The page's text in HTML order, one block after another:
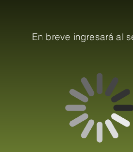
En breve ingresará al